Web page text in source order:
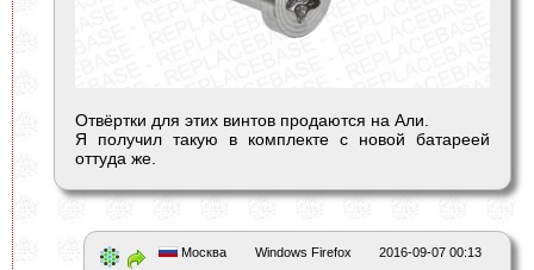
Отвёртки для этих винтов продаются на Али.
Я получил такую в комплекте с новой батареей
оттуда же.
2016-09-07 00:13
Windows Firefox
Москва